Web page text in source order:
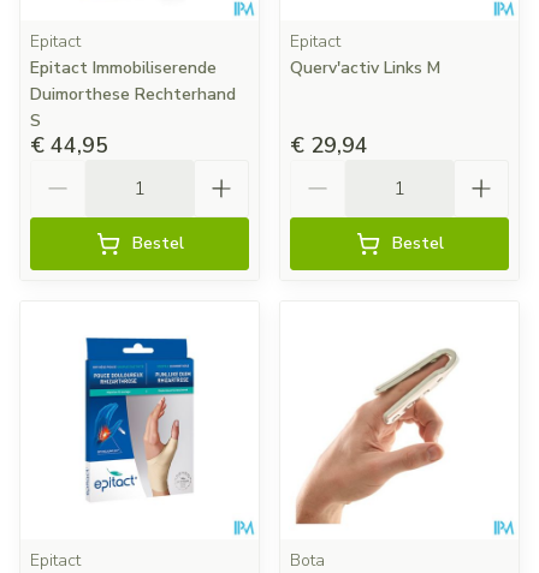
Epitact
Epitact Immobiliserende
Duimorthese Rechterhand
S
€ 44,95
Bestel
Epitact
Querv'activ Links M
€ 29,94
Bestel
Epitact
Bota